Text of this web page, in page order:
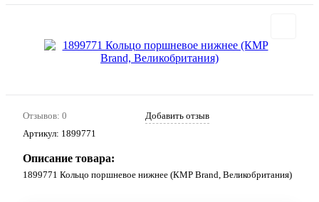
Отзывов: 0
Добавить отзыв
Артикул: 1899771
Описание товара:
1899771 Кольцо поршневое нижнее (КMP Brand, Великобритания)